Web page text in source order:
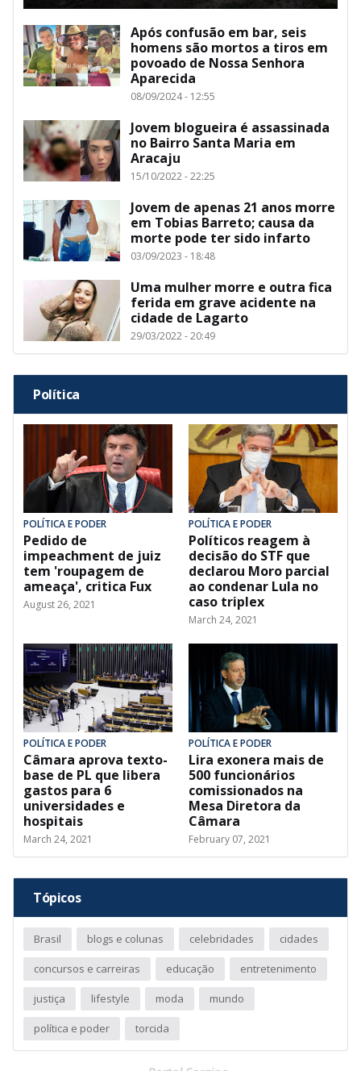
Após confusão em bar, seis
homens são mortos a tiros em
povoado de Nossa Senhora
Aparecida
08/09/2024 - 12:55
Jovem blogueira é assassinada
no Bairro Santa Maria em
Aracaju
15/10/2022 - 22:25
Jovem de apenas 21 anos morre
em Tobias Barreto; causa da
morte pode ter sido infarto
03/09/2023 - 18:48
Uma mulher morre e outra fica
ferida em grave acidente na
cidade de Lagarto
29/03/2022 - 20:49
Política
POLÍTICA E PODER
Pedido de
impeachment de juiz
tem 'roupagem de
ameaça', critica Fux
August 26, 2021
POLÍTICA E PODER
Políticos reagem à
decisão do STF que
declarou Moro parcial
ao condenar Lula no
caso triplex
March 24, 2021
POLÍTICA E PODER
Câmara aprova texto-
base de PL que libera
gastos para 6
universidades e
hospitais
March 24, 2021
POLÍTICA E PODER
Lira exonera mais de
500 funcionários
comissionados na
Mesa Diretora da
Câmara
February 07, 2021
Tópicos
Brasil blogs e colunas celebridades cidades
concursos e carreiras educação entretenimento
justiça lifestyle moda mundo
política e poder torcida